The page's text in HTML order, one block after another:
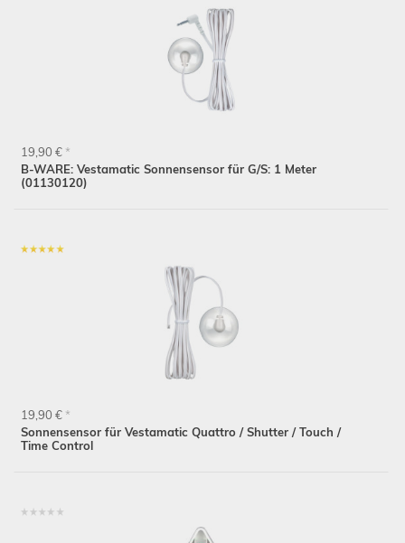
B-WARE: Vestamatic Sonnensensor für G/S: 1 Meter
(01130120)
19,90 € *
Sonnensensor für Vestamatic Quattro / Shutter / Touch /
Time Control
19,90 € *